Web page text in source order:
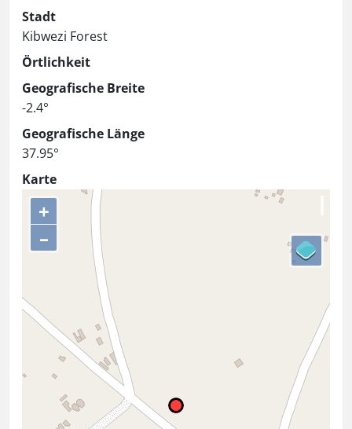
Stadt
Kibwezi Forest
Örtlichkeit
Geografische Breite
-2.4°
Geografische Länge
37.95°
Karte
+
–